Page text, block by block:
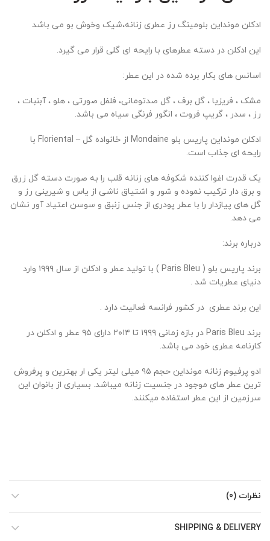
ادکلن مونداین بلومینگ رز عطری زنانه،شیک وخوش بو می باشد
این ادکلن در دسته عطرهای با رایحه ای گلی قرار می گیرد.
اسانس های بکار برده شده در این عطر:
مشک ، فریزیا ، گل برف ، گل صدتومانی، فلفل صورتی ، هلو ، آبنبات ،
رز ، سدر ، گریپ فروت ، انگور فرنگی سیاه می باشد.
ادکلن مونداین پاریس بلو Mondaine از خانواده گل – Floriental با
رایحه ای جذاب است.
یک قدرت اغوا کننده شکوفه های زنانه قلب را به صورت دسته گل زرق
و برق دار ترکیب نموده و شور و اشتیاق ناشی از یاس و شیرینی رز و
گل های پیازدار را با عطر پودری از جنس زنبق و سوسن اعتیاد آور نشان
می دهد.
درباره برند:
برند پاریس بلو ( Paris Bleu ) با تولید عطر و ادکلن از سال ۱۹۹۹ وارد
دنیای عطریات شد .
این برند عطری در کشور فرانسه فعالیت دارد .
برند Paris Bleu در بازه زمانی ۱۹۹۹ تا ۲۰۱۴ دارای ۹۵ عطر و ادکلن در
کارنامه عطری خود می باشد.
ادو پرفیوم زنانه مونداین حجم ۹۵ میلی لیتر یکی ار بهترین و پرفروش
ترین عطر های موجود در جنسیت زنانه میباشد. بسیاری از بانوان این
سرزمین از این عطر استفاده میکنند.
نظرات (0)
SHIPPING & DELIVERY